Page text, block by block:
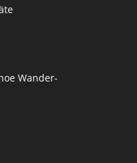
Wander-